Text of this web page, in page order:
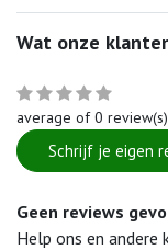
Wat onze
average of 0 review(s)
Schrijf je eigen
Geen reviews
Help ons en